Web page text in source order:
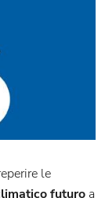
le
futuro a